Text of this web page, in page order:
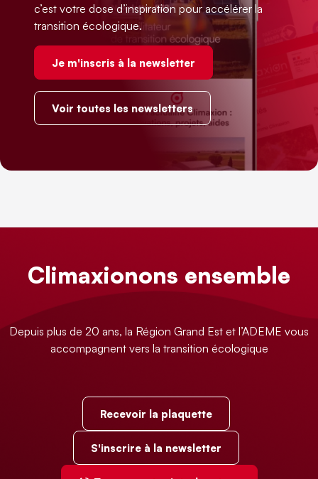
c’est votre dose d’inspiration pour accélérer la
transition écologique.
Je m'inscris à la newsletter
Voir toutes les newsletters
Climaxionons ensemble
Depuis plus de 20 ans, la Région Grand Est et l’ADEME vous
accompagnent vers la transition écologique
Recevoir la plaquette
S'inscrire à la newsletter